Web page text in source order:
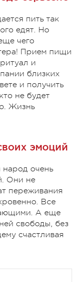
пить так
едят. Но
чего
Прием пищи
и
близких
и получить
не будет
Жизнь
эмоций
народ очень
Они не
переживания
Все
А еще
свободы, без
счастливая